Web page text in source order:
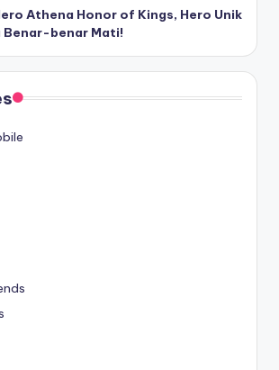
Athena Honor of Kings, Hero Unik
Benar-benar Mati!